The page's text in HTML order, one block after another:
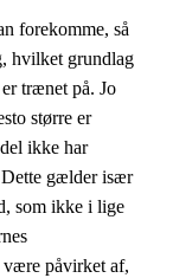
forekomme, så
hvilket grundlag
trænet på. Jo
større er
ikke har
gælder især
som ikke i lige
være påvirket af,